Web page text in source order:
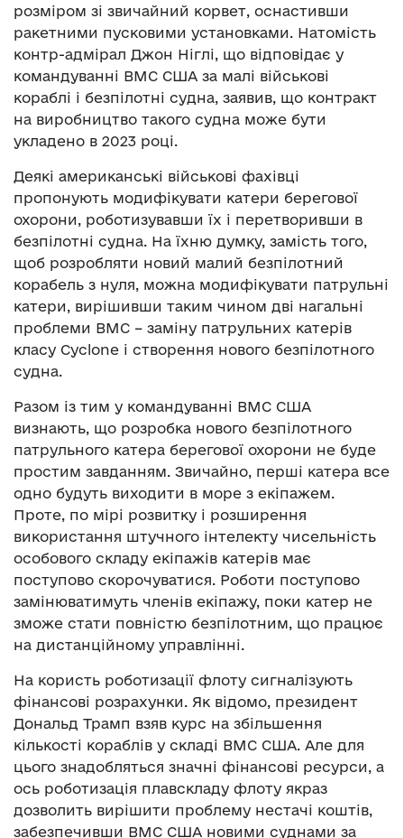
розміром зі звичайний корвет, оснастивши
ракетними пусковими установками. Натомість
контр-адмірал Джон Ніглі, що відповідає у
командуванні ВМС США за малі військові
кораблі і безпілотні судна, заявив, що контракт
на виробництво такого судна може бути
укладено в 2023 році.
Деякі американські військові фахівці
пропонують модифікувати катери берегової
охорони, роботизувавши їх і перетворивши в
безпілотні судна. На їхню думку, замість того,
щоб розробляти новий малий безпілотний
корабель з нуля, можна модифікувати патрульні
катери, вирішивши таким чином дві нагальні
проблеми ВМС – заміну патрульних катерів
класу Cyclone і створення нового безпілотного
судна.
Разом із тим у командуванні ВМС США
визнають, що розробка нового безпілотного
патрульного катера берегової охорони не буде
простим завданням. Звичайно, перші катера все
одно будуть виходити в море з екіпажем.
Проте, по мірі розвитку і розширення
використання штучного інтелекту чисельність
особового складу екіпажів катерів має
поступово скорочуватися. Роботи поступово
замінюватимуть членів екіпажу, поки катер не
зможе стати повністю безпілотним, що працює
на дистанційному управлінні.
На користь роботизації флоту сигналізують
фінансові розрахунки. Як відомо, президент
Дональд Трамп взяв курс на збільшення
кількості кораблів у складі ВМС США. Але для
цього знадобляться значні фінансові ресурси, а
ось роботизація плавскладу флоту якраз
дозволить вирішити проблему нестачі коштів,
забезпечивши ВМС США новими суднами за